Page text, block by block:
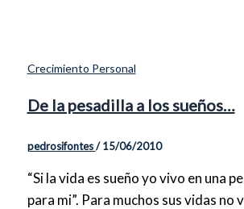
Crecimiento Personal
De la pesadilla a los sueños…
pedrosifontes/15/06/2010
“Si la vida es sueño yo vivo en una
para mi”. Para muchos sus vidas